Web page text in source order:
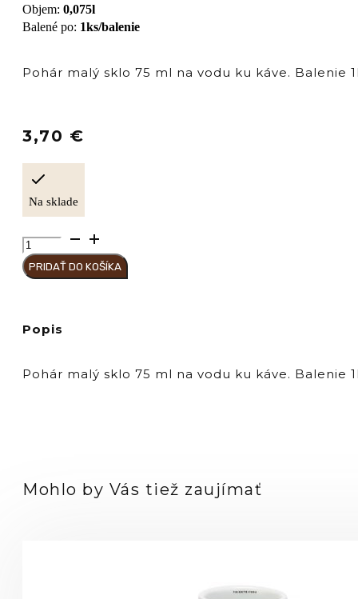
Objem: 0,075l
Balené po: 1ks/balenie
Pohár malý sklo 75 ml na vodu ku káve. Balenie
3,70 €
Na sklade
množstvo
Hausbrandt
Pohár
75
PRIDAŤ DO KOŠÍKA
Popis
Pohár malý sklo 75 ml na vodu ku káve. Balenie
Mohlo by Vás tiež zaujímať